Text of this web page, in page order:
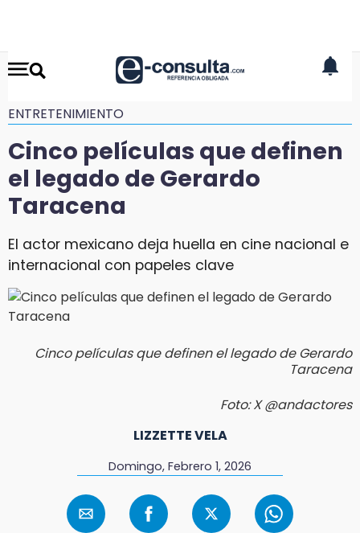
ENTRETENIMIENTO
Cinco películas que definen
el legado de Gerardo
Taracena
El actor mexicano deja huella en cine nacional e
internacional con papeles clave
Cinco películas que definen el legado de Gerardo
Taracena
Foto: X @andactores
LIZZETTE VELA
Domingo, Febrero 1, 2026